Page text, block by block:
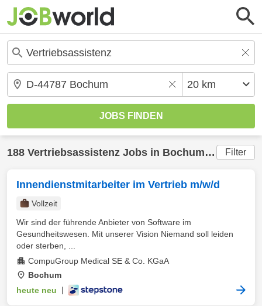
188 Vertriebsassistenz Jobs in Bochum(20 km)
Filter
Innendienstmitarbeiter im Vertrieb m/w/d
Vollzeit
Wir sind der führende Anbieter von Software im
Gesundheitswesen. Mit unserer Vision Niemand soll leiden
oder sterben, ...
CompuGroup Medical SE & Co. KGaA
Bochum
heute neu